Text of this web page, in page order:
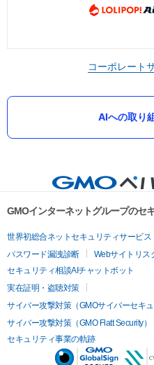
コーポレート
AIへの取り
GMOインターネットグループのセ
世界初総合ネットセキュリティサービス
パスワード漏洩診断
Webサイトリス
セキュリティ相談AIチャットボット
実在証明・盗聴対策
サイバー攻撃対策（GMOサイバーセキュ
サイバー攻撃対策（GMO Flatt Security）
セキュリティ事業の軌跡